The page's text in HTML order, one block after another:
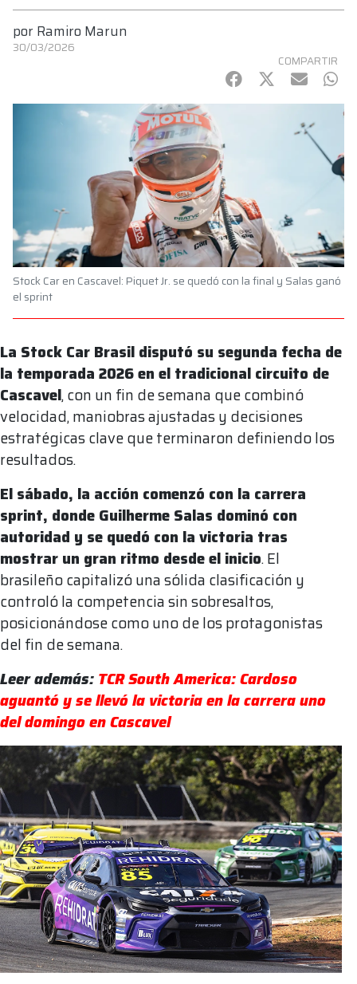
por Ramiro Marun
30/03/2026
COMPARTIR
Facebook
Twitter
mail
Stock Car en Cascavel: Piquet Jr. se quedó con la final y Salas ganó
el sprint
La Stock Car Brasil disputó su segunda fecha de
la temporada 2026 en el tradicional circuito de
Cascavel, con un fin de semana que combinó
velocidad, maniobras ajustadas y decisiones
estratégicas clave que terminaron definiendo los
resultados.
El sábado, la acción comenzó con la carrera
sprint, donde Guilherme Salas dominó con
autoridad y se quedó con la victoria tras
mostrar un gran ritmo desde el inicio. El
brasileño capitalizó una sólida clasificación y
controló la competencia sin sobresaltos,
posicionándose como uno de los protagonistas
del fin de semana.
Leer además: TCR South America: Cardoso
aguantó y se llevó la victoria en la carrera uno
del domingo en Cascavel